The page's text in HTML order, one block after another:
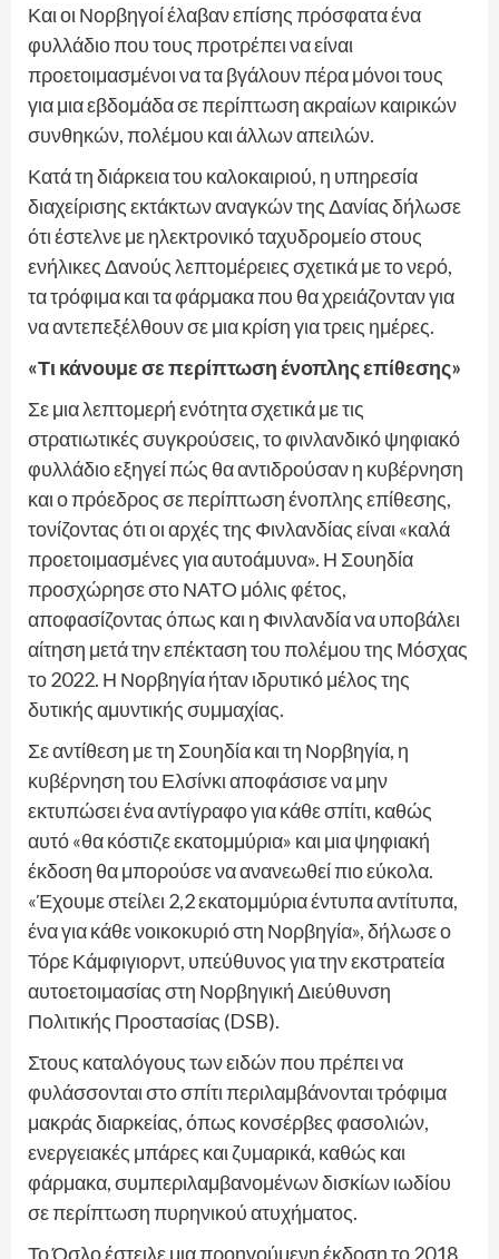
Και οι Νορβηγοί έλαβαν επίσης πρόσφατα ένα
φυλλάδιο που τους προτρέπει να είναι
προετοιμασμένοι να τα βγάλουν πέρα μόνοι τους
για μια εβδομάδα σε περίπτωση ακραίων καιρικών
συνθηκών, πολέμου και άλλων απειλών.
Κατά τη διάρκεια του καλοκαιριού, η υπηρεσία
διαχείρισης εκτάκτων αναγκών της Δανίας δήλωσε
ότι έστελνε με ηλεκτρονικό ταχυδρομείο στους
ενήλικες Δανούς λεπτομέρειες σχετικά με το νερό,
τα τρόφιμα και τα φάρμακα που θα χρειάζονταν για
να αντεπεξέλθουν σε μια κρίση για τρεις ημέρες.
«Τι κάνουμε σε περίπτωση ένοπλης επίθεσης»
Σε μια λεπτομερή ενότητα σχετικά με τις
στρατιωτικές συγκρούσεις, το φινλανδικό ψηφιακό
φυλλάδιο εξηγεί πώς θα αντιδρούσαν η κυβέρνηση
και ο πρόεδρος σε περίπτωση ένοπλης επίθεσης,
τονίζοντας ότι οι αρχές της Φινλανδίας είναι «καλά
προετοιμασμένες για αυτοάμυνα». Η Σουηδία
προσχώρησε στο ΝΑΤΟ μόλις φέτος,
αποφασίζοντας όπως και η Φινλανδία να υποβάλει
αίτηση μετά την επέκταση του πολέμου της Μόσχας
το 2022. Η Νορβηγία ήταν ιδρυτικό μέλος της
δυτικής αμυντικής συμμαχίας.
Σε αντίθεση με τη Σουηδία και τη Νορβηγία, η
κυβέρνηση του Ελσίνκι αποφάσισε να μην
εκτυπώσει ένα αντίγραφο για κάθε σπίτι, καθώς
αυτό «θα κόστιζε εκατομμύρια» και μια ψηφιακή
έκδοση θα μπορούσε να ανανεωθεί πιο εύκολα.
«Έχουμε στείλει 2,2 εκατομμύρια έντυπα αντίτυπα,
ένα για κάθε νοικοκυριό στη Νορβηγία», δήλωσε ο
Τόρε Κάμφιγιορντ, υπεύθυνος για την εκστρατεία
αυτοετοιμασίας στη Νορβηγική Διεύθυνση
Πολιτικής Προστασίας (DSB).
Στους καταλόγους των ειδών που πρέπει να
φυλάσσονται στο σπίτι περιλαμβάνονται τρόφιμα
μακράς διαρκείας, όπως κονσέρβες φασολιών,
ενεργειακές μπάρες και ζυμαρικά, καθώς και
φάρμακα, συμπεριλαμβανομένων δισκίων ιωδίου
σε περίπτωση πυρηνικού ατυχήματος.
Το Όσλο έστειλε μια προηγούμενη έκδοση το 2018,